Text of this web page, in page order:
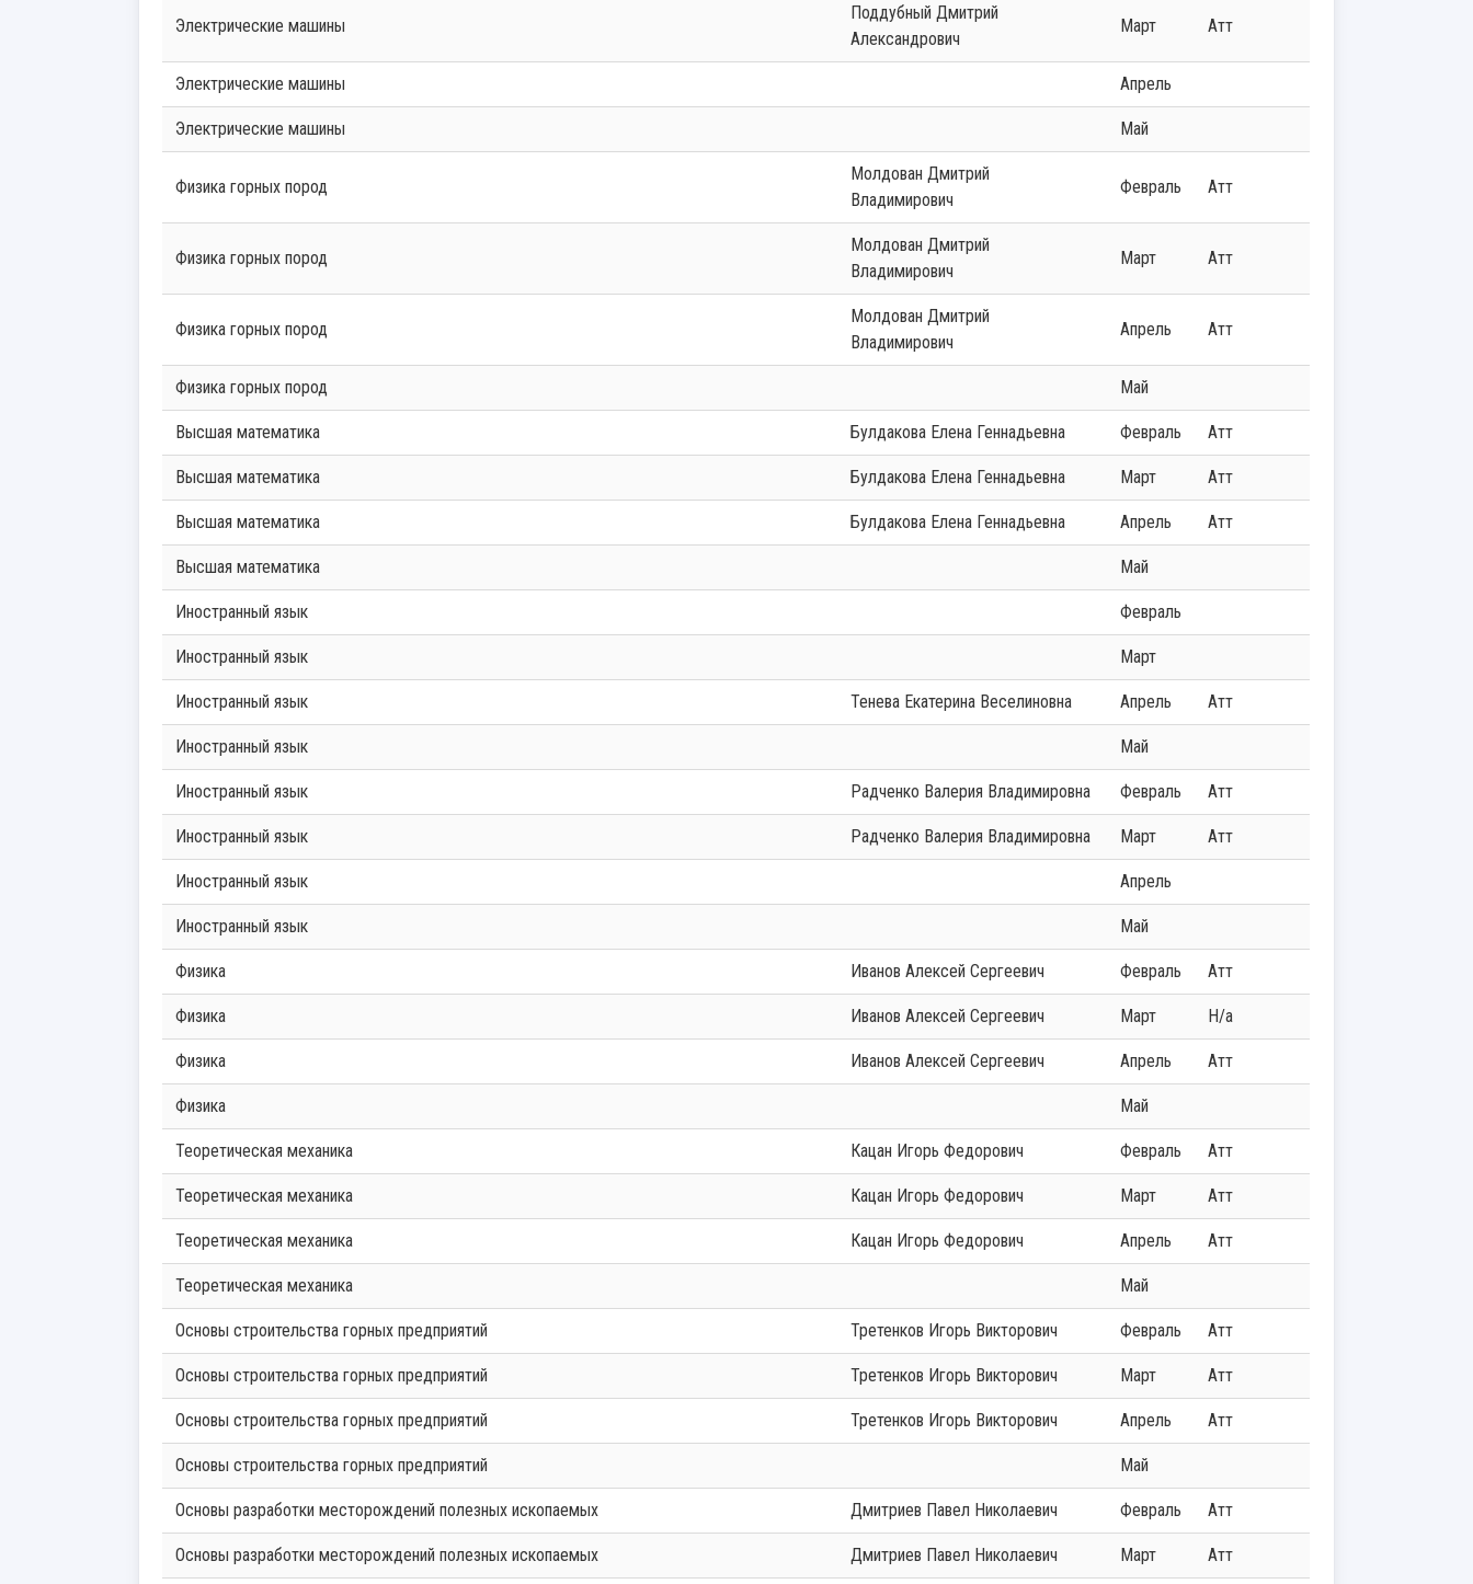
Электрические машины
Поддубный Дмитрий
Александрович
Март Атт
Электрические машины Апрель
Электрические машины Май
Физика горных пород
Молдован Дмитрий
Владимирович
Февраль Атт
Физика горных пород
Молдован Дмитрий
Владимирович
Март Атт
Физика горных пород
Молдован Дмитрий
Владимирович
Апрель Атт
Физика горных пород Май
Высшая математика Булдакова Елена Геннадьевна Февраль Атт
Высшая математика Булдакова Елена Геннадьевна Март Атт
Высшая математика Булдакова Елена Геннадьевна Апрель Атт
Высшая математика Май
Иностранный язык Февраль
Иностранный язык Март
Иностранный язык Тенева Екатерина Веселиновна Апрель Атт
Иностранный язык Май
Иностранный язык Радченко Валерия Владимировна Февраль Атт
Иностранный язык Радченко Валерия Владимировна Март Атт
Иностранный язык Апрель
Иностранный язык Май
Физика Иванов Алексей Сергеевич Февраль Атт
Физика Иванов Алексей Сергеевич Март Н/а
Физика Иванов Алексей Сергеевич Апрель Атт
Физика Май
Теоретическая механика Кацан Игорь Федорович Февраль Атт
Теоретическая механика Кацан Игорь Федорович Март Атт
Теоретическая механика Кацан Игорь Федорович Апрель Атт
Теоретическая механика Май
Основы строительства горных предприятий Третенков Игорь Викторович Февраль Атт
Основы строительства горных предприятий Третенков Игорь Викторович Март Атт
Основы строительства горных предприятий Третенков Игорь Викторович Апрель Атт
Основы строительства горных предприятий Май
Основы разработки месторождений полезных ископаемых Дмитриев Павел Николаевич Февраль Атт
Основы разработки месторождений полезных ископаемых Дмитриев Павел Николаевич Март Атт